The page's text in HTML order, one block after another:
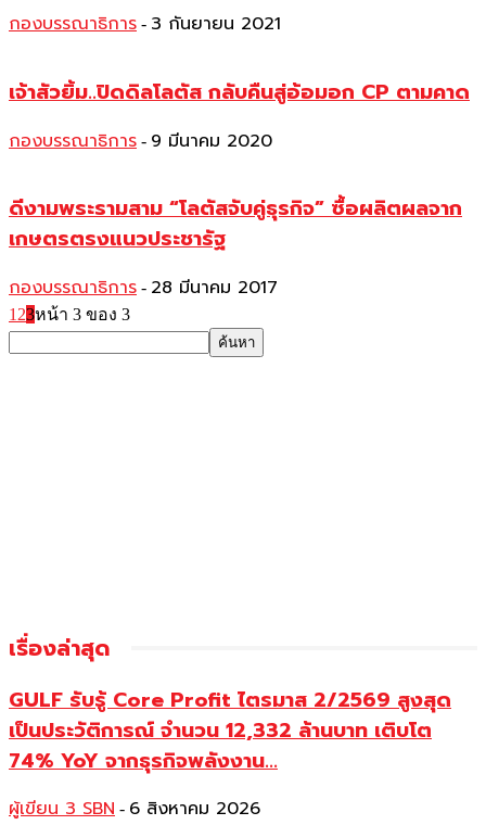
กองบรรณาธิการ - 3 กันยายน 2021
เจ้าสัวยิ้ม..ปิดดิลโลตัส กลับคืนสู่อ้อมอก CP ตามคาด
กองบรรณาธิการ - 9 มีนาคม 2020
ดีงามพระรามสาม “โลตัสจับคู่ธุรกิจ” ซื้อผลิตผลจาก
เกษตรตรงแนวประชารัฐ
กองบรรณาธิการ - 28 มีนาคม 2017
1 23หน้า 3 ของ 3
เรื่องล่าสุด
GULF รับรู้ Core Profit ไตรมาส 2/2569 สูงสุด
เป็นประวัติการณ์ จำนวน 12,332 ล้านบาท เติบโต
74% YoY จากธุรกิจพลังงาน...
ผู้เขียน 3 SBN - 6 สิงหาคม 2026